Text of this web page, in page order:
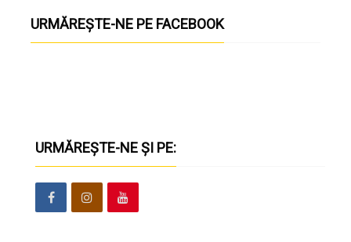
URMĂREȘTE-NE PE FACEBOOK
URMĂREȘTE-NE ȘI PE: